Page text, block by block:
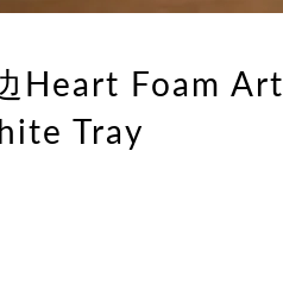
Heart Foam Art
Tray